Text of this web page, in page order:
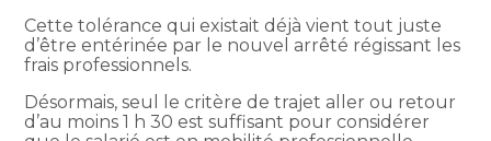
Cette tolérance qui existait déjà vient tout juste
d’être entérinée par le nouvel arrêté régissant les
frais professionnels.
Désormais, seul le critère de trajet aller ou retour
d’au moins 1 h 30 est suffisant pour considérer